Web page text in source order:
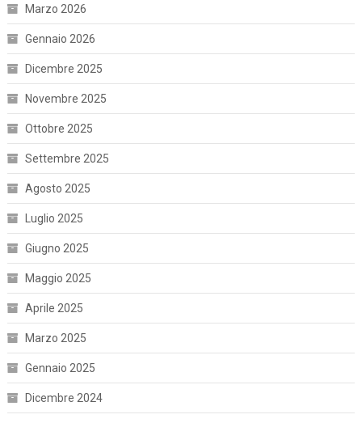
Marzo 2026
Gennaio 2026
Dicembre 2025
Novembre 2025
Ottobre 2025
Settembre 2025
Agosto 2025
Luglio 2025
Giugno 2025
Maggio 2025
Aprile 2025
Marzo 2025
Gennaio 2025
Dicembre 2024